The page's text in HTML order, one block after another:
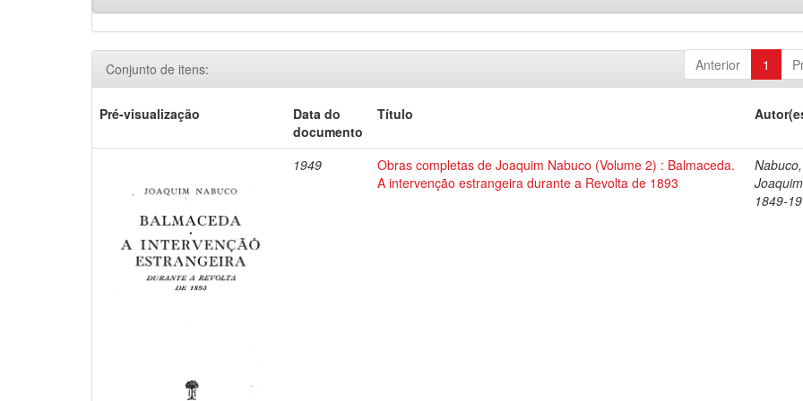
Anterior 1
Conjunto de itens:
Pré-visualização
Data do
documento
Título
1949
Obras completas de Joaquim Nabuco (Volume 2) : Balmaceda.
A intervenção estrangeira durante a Revolta de 1893
Nabuco,
1849-